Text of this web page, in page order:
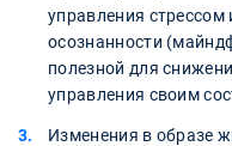
управления стрессом
осознанности
полезной для
управления своим
Изменения в образе